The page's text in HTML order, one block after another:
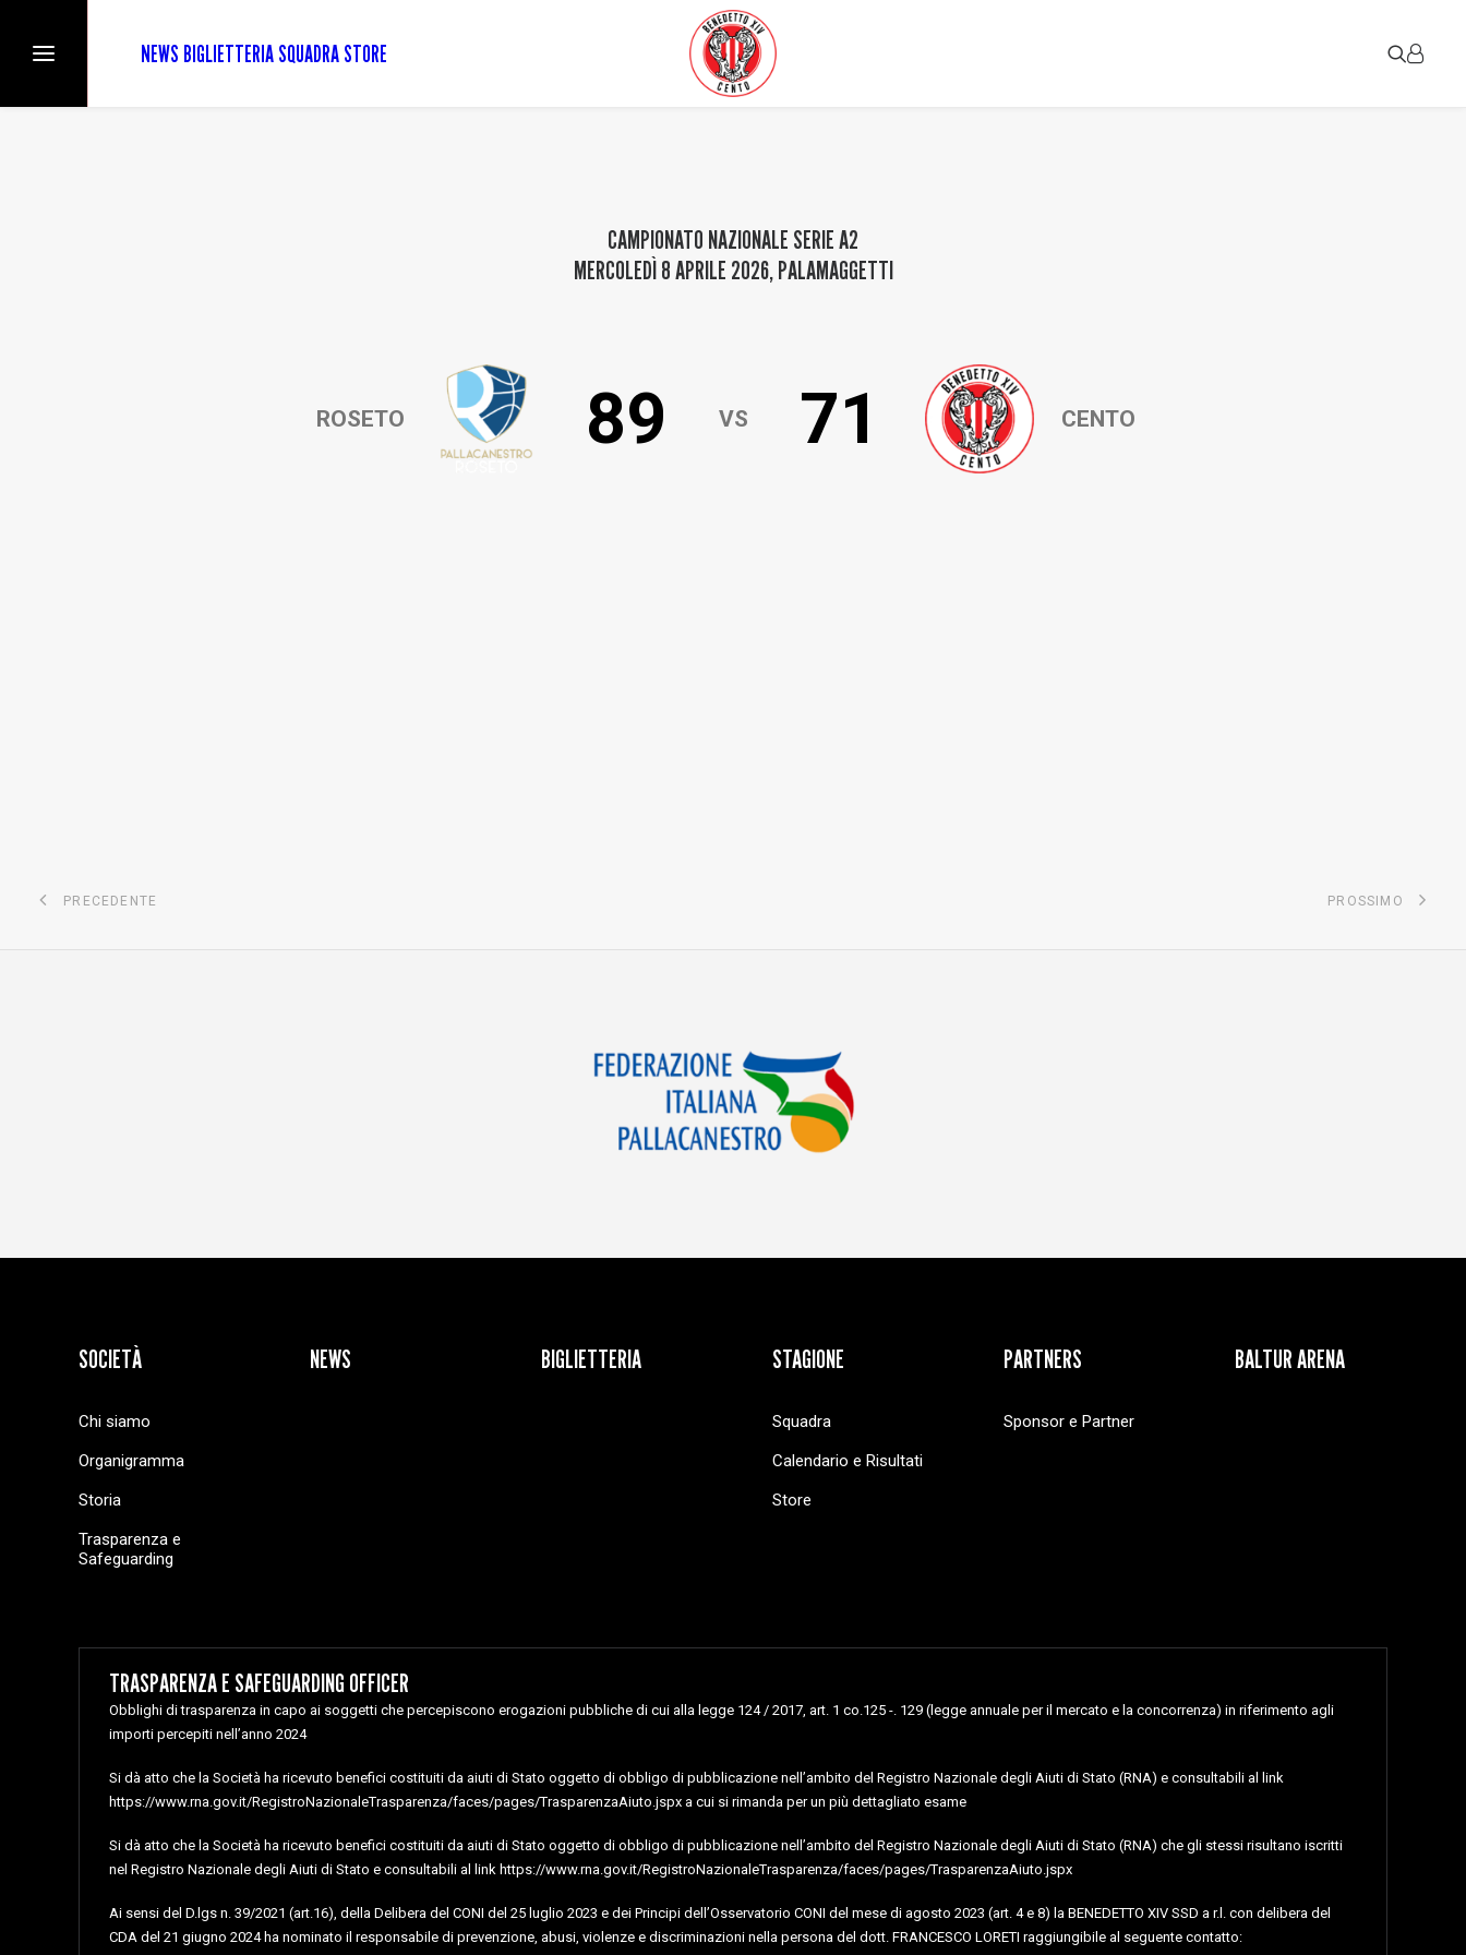
NEWS BIGLIETTERIA SQUADRA STORE
CAMPIONATO NAZIONALE SERIE A2
MERCOLEDÌ 8 APRILE 2026,PALAMAGGETTI
ROSETO 89 VS 71 CENTO
PRECEDENTE PROSSIMO
SOCIETÀ
Chi siamo
Organigramma
Storia
Trasparenza e
Safeguarding
NEWS BIGLIETTERIA STAGIONE
Squadra
Calendario e Risultati
Store
PARTNERS
Sponsor e Partner
BALTUR ARENA
TRASPARENZA E SAFEGUARDING OFFICER
Obblighi di trasparenza in capo ai soggetti che percepiscono erogazioni pubbliche di cui alla legge 124 / 2017, art. 1 co.125 -. 129 (legge annuale per il mercato e la concorrenza) in riferimento agli
importi percepiti nell’anno 2024
Si dà atto che la Società ha ricevuto benefici costituiti da aiuti di Stato oggetto di obbligo di pubblicazione nell’ambito del Registro Nazionale degli Aiuti di Stato (RNA) e consultabili al link
https://www.rna.gov.it/RegistroNazionaleTrasparenza/faces/pages/TrasparenzaAiuto.jspx a cui si rimanda per un più dettagliato esame
Si dà atto che la Società ha ricevuto benefici costituiti da aiuti di Stato oggetto di obbligo di pubblicazione nell’ambito del Registro Nazionale degli Aiuti di Stato (RNA) che gli stessi risultano iscritti
nel Registro Nazionale degli Aiuti di Stato e consultabili al link https://www.rna.gov.it/RegistroNazionaleTrasparenza/faces/pages/TrasparenzaAiuto.jspx
Ai sensi del D.lgs n. 39/2021 (art.16), della Delibera del CONI del 25 luglio 2023 e dei Principi dell’Osservatorio CONI del mese di agosto 2023 (art. 4 e 8) la BENEDETTO XIV SSD a r.l. con delibera del
CDA del 21 giugno 2024 ha nominato il responsabile di prevenzione, abusi, violenze e discriminazioni nella persona del dott. FRANCESCO LORETI raggiungibile al seguente contatto: